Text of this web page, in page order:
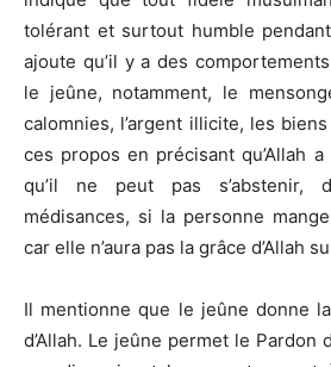
tolérant et surtout humble
ajoute qu’il y a des
le jeûne, notamment, le
calomnies, l’argent illicite, les
ces propos en précisant qu’Allah
qu’il ne peut pas s’abstenir,
médisances, si la personne
car elle n’aura pas la grâce d’Allah
Il mentionne que le jeûne donne
d’Allah. Le jeûne permet le Pardon